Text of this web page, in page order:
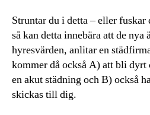
Struntar du i detta – eller
så kan detta innebära att de nya
hyresvärden, anlitar en
kommer då också A) att bli dyrt
en akut städning och B) också
skickas till dig.